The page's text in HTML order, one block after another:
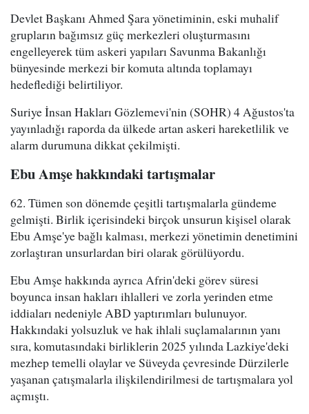
Devlet Başkanı Ahmed Şara yönetiminin, eski muhalif
grupların bağımsız güç merkezleri oluşturmasını
engelleyerek tüm askeri yapıları Savunma Bakanlığı
bünyesinde merkezi bir komuta altında toplamayı
hedeflediği belirtiliyor.
Suriye İnsan Hakları Gözlemevi'nin (SOHR) 4 Ağustos'ta
yayınladığı raporda da ülkede artan askeri hareketlilik ve
alarm durumuna dikkat çekilmişti.
Ebu Amşe hakkındaki tartışmalar
62. Tümen son dönemde çeşitli tartışmalarla gündeme
gelmişti. Birlik içerisindeki birçok unsurun kişisel olarak
Ebu Amşe'ye bağlı kalması, merkezi yönetimin denetimini
zorlaştıran unsurlardan biri olarak görülüyordu.
Ebu Amşe hakkında ayrıca Afrin'deki görev süresi
boyunca insan hakları ihlalleri ve zorla yerinden etme
iddiaları nedeniyle ABD yaptırımları bulunuyor.
Hakkındaki yolsuzluk ve hak ihlali suçlamalarının yanı
sıra, komutasındaki birliklerin 2025 yılında Lazkiye'deki
mezhep temelli olaylar ve Süveyda çevresinde Dürzilerle
yaşanan çatışmalarla ilişkilendirilmesi de tartışmalara yol
açmıştı.